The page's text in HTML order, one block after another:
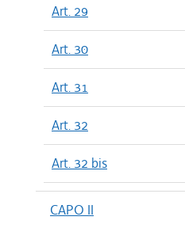
Art. 29
Art. 30
Art. 31
Art. 32
Art. 32 bis
CAPO II